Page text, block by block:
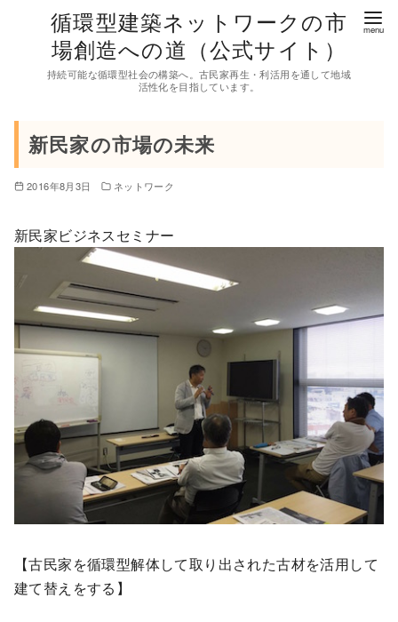
循環型建築ネットワークの市
場創造への道（公式サイト）
持続可能な循環型社会の構築へ。古民家再生・利活用を通して地域
活性化を目指しています。
新民家の市場の未来
2016年8月3日 ネットワーク
新民家ビジネスセミナー
【古民家を循環型解体して取り出された古材を活用して
建て替えをする】